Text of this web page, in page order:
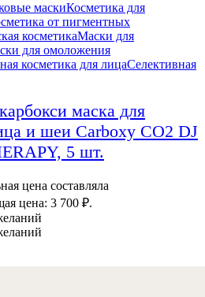
маскиКосметика для
от пигментных
косметикаМаски для
для омоложения
косметика для лицаСелективная
маска для
и шеи Carboxy CO2 DJ
5 шт.
цена составляла
цена: 3 700 ₽.